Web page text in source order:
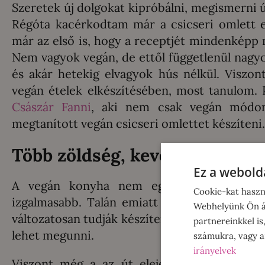
Szeretek új dolgokat kipróbálni, megismerni
Régóta kacérkodtam már a csicseri omlett
már az első is, hogy a receptjét
Nem vagyok vegán, de ettől függetlenül
és akár hetekig elvagyok hús nélkül.
vegán ételek elkészítésében, most
Császár Fanni, aki nem csak vegán
megtanított vegán csicseri omlettet készíteni.
Több zöldség, kevesebb hús?
A vegán konyha nem egyenlő az
izgalmasabb. Talán emiatt is rajongok
változatosan tudják készíteni a zöldség és
lehet megunni.
Ez a
Cookie-kat
Webhelyünk Ön
partnereinkkel
számukra, vagy
irányelvek